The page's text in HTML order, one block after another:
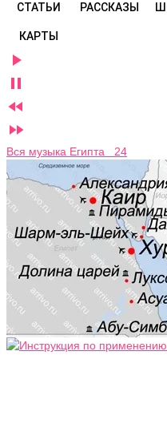
СТАТЬИ РАССКАЗЫ
КАРТЫ




Вся музыка Египта 24